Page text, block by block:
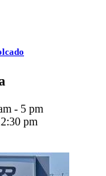
- 5 pm
pm